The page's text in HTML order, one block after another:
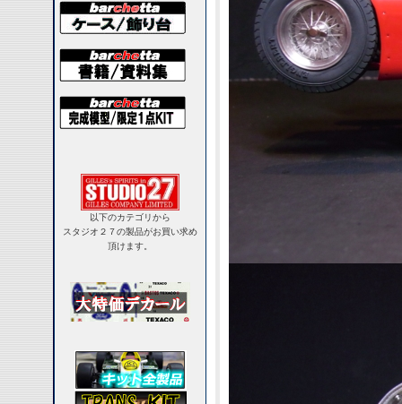
以下のカテゴリから
スタジオ２７の製品がお買い求め
頂けます。